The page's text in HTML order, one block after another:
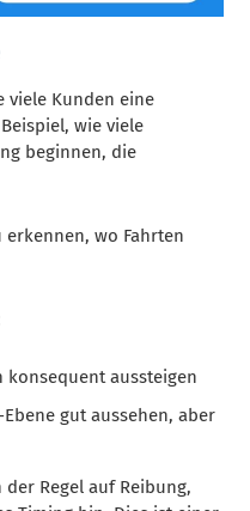
viele Kunden eine
wie viele
beginnen, die
wo Fahrten
konsequent aussteigen
gut aussehen, aber
Regel auf Reibung,